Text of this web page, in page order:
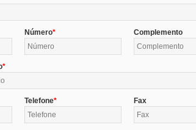
Número Complemento
Telefone Fax